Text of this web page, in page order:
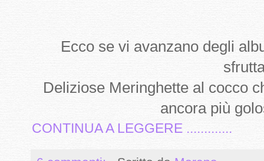
Ecco se vi avanzano degli
Deliziose Meringhette al cocco
ancora più
CONTINUA A LEGGERE .............